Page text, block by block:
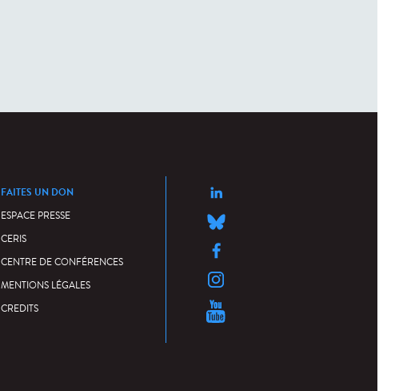
FAITES UN DON
ESPACE PRESSE
CERIS
CENTRE DE CONFÉRENCES
MENTIONS LÉGALES
CREDITS